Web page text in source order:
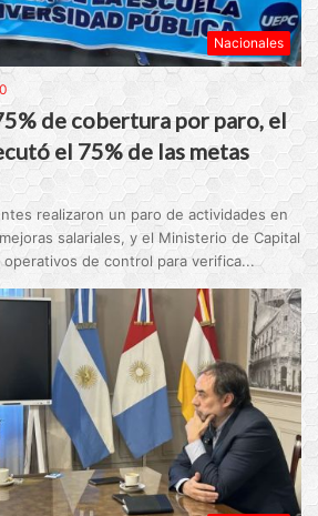
Nacionales
0
de cobertura por paro, el
el 75% de las metas
realizaron un paro de actividades en
salariales, y el Ministerio de Capital
de control para verifica...